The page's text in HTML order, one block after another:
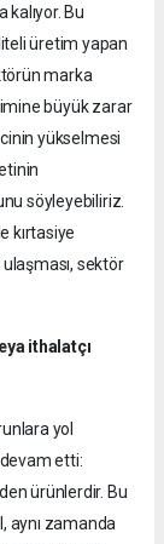
Bu
üretim yapan
marka
büyük zarar
yükselmesi
söyleyebiliriz.
kırtasiye
sektör
ithalatçı
yol
etti:
ürünlerdir. Bu
aynı zamanda